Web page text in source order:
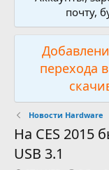
почту,
перехода
Новости Hardware
На CES 2015
USB 3.1